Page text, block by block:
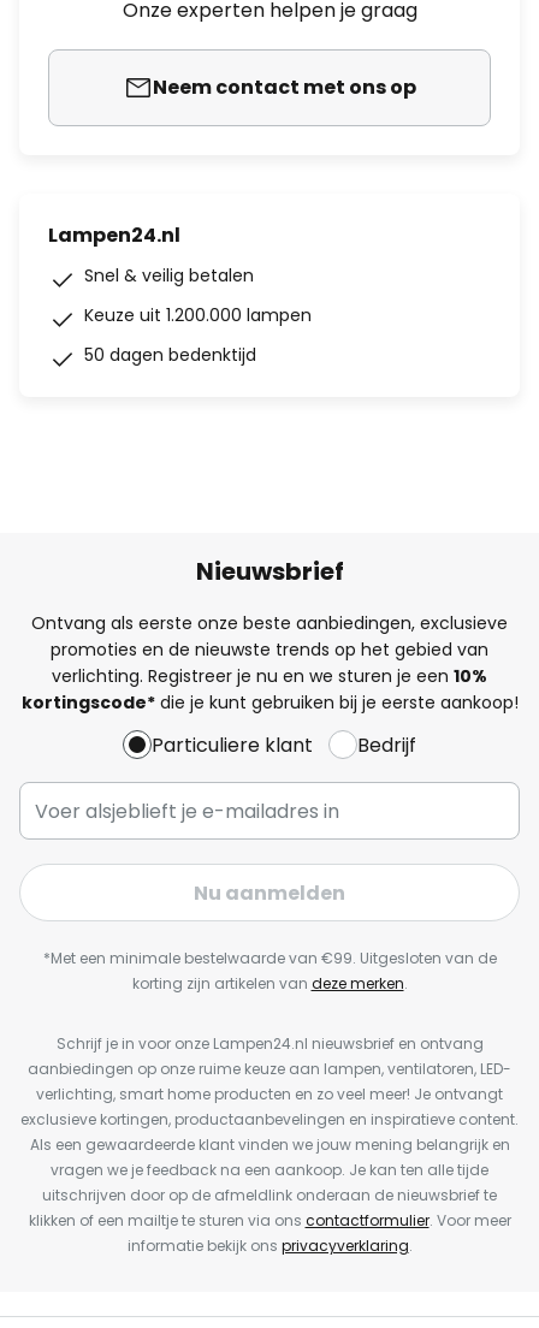
Onze experten helpen je graag
Neem contact met ons op
Lampen24.nl
Snel & veilig betalen
Keuze uit 1.200.000 lampen
50 dagen bedenktijd
Nieuwsbrief
Ontvang als eerste onze beste aanbiedingen, exclusieve
promoties en de nieuwste trends op het gebied van
verlichting. Registreer je nu en we sturen je een 10%
kortingscode*die je kunt gebruiken bij je eerste aankoop!
Particuliere klant Bedrijf
Nu aanmelden
*Met een minimale bestelwaarde van €99. Uitgesloten van de
korting zijn artikelen van deze merken.
Schrijf je in voor onze Lampen24.nl nieuwsbrief en ontvang
aanbiedingen op onze ruime keuze aan lampen, ventilatoren, LED-
verlichting, smart home producten en zo veel meer! Je ontvangt
exclusieve kortingen, productaanbevelingen en inspiratieve content.
Als een gewaardeerde klant vinden we jouw mening belangrijk en
vragen we je feedback na een aankoop. Je kan ten alle tijde
uitschrijven door op de afmeldlink onderaan de nieuwsbrief te
klikken of een mailtje te sturen via ons contactformulier. Voor meer
informatie bekijk ons privacyverklaring.